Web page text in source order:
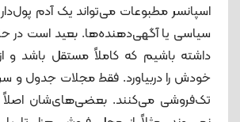
اسپانسر مطبوعات می‌تواند یک آدم
سیاسی یا آگهی‌دهنده‌ها. بعید است در
داشته ‌باشیم که کاملاً مستقل باشد و
خودش را دربیاورد. فقط مجلات جدول و
تک‌فروشی می‌کنند. بعضی‌های‌شان